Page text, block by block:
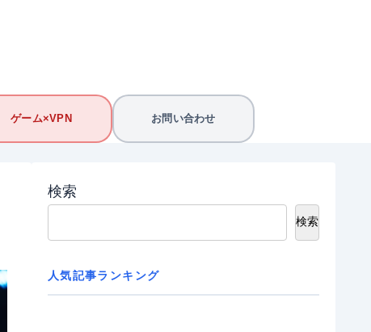
ゲーム×VPN お問い合わせ
検索
検索
人気記事ランキング